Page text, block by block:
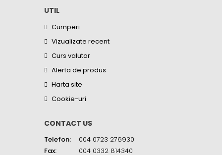
UTIL
Cumperi
Vizualizate recent
Curs valutar
Alerta de produs
Harta site
Cookie-uri
CONTACT US
Telefon:
004 0723 276930
Fax:
004 0332 814340